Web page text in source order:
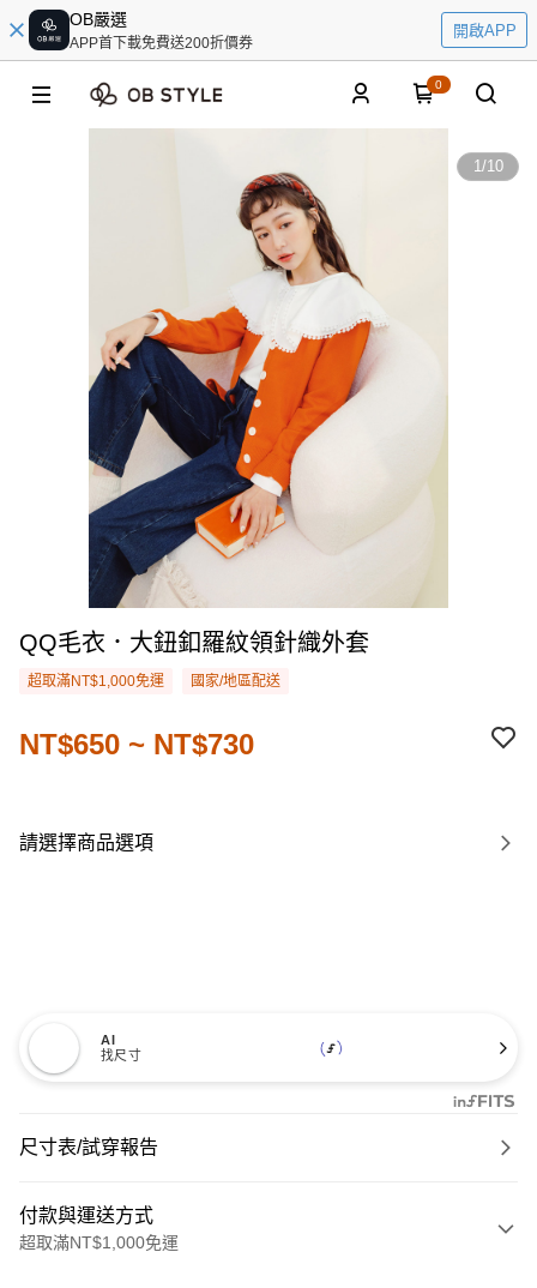
OB嚴選
APP首下載免費送200折價券
開啟APP
0
1/10
QQ毛衣．大鈕釦羅紋領針織外套
超取滿NT$1,000免運 國家/地區配送
NT$650 ~ NT$730
請選擇商品選項
AI
找尺寸
尺寸表/試穿報告
付款與運送方式
超取滿NT$1,000免運